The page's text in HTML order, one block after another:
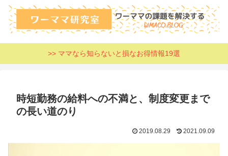
>> ママなら知らないと損なお得情報19選
時短勤務の給料への不満と、制度変更まで
の長い道のり
2019.08.29 2021.09.09